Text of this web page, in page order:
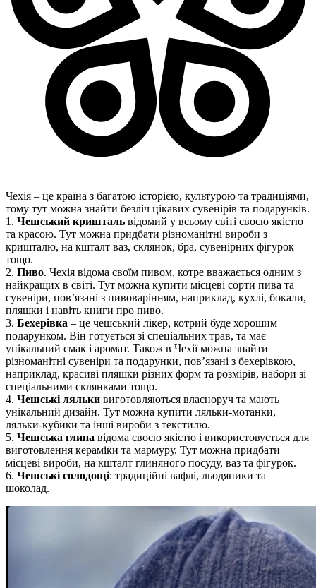
Чехія – це країна з багатою історією, культурою та традиціями,
тому тут можна знайти безліч цікавих сувенірів та подарунків.
1. Чешський кришталь відомий у всьому світі своєю якістю
та красою. Тут можна придбати різноманітні вироби з
кришталю, на кшталт ваз, склянок, бра, сувенірних фігурок
тощо.
2. Пиво. Чехія відома своїм пивом, котре вважається одним з
найкращих в світі. Тут можна купити місцеві сорти пива та
сувеніри, пов’язані з пивоварінням, наприклад, кухлі, бокали,
пляшки і навіть книги про пиво.
3. Бехерівка – це чешський лікер, котрий буде хорошим
подарунком. Він готується зі спеціальних трав, та має
унікальний смак і аромат. Також в Чехії можна знайти
різноманітні сувеніри та подарунки, пов’язані з бехерівкою,
наприклад, красиві пляшки різних форм та розмірів, набори зі
спеціальними склянками тощо.
4. Чешські ляльки виготовляються власноруч та мають
унікальний дизайн. Тут можна купити ляльки-мотанки,
ляльки-кубики та інші вироби з текстилю.
5. Чешська глина відома своєю якістю і використовується для
виготовлення кераміки та мармуру. Тут можна придбати
місцеві вироби, на кшталт глиняного посуду, ваз та фігурок.
6. Чешські солодощі: традиційні вафлі, льодяники та
шоколад.